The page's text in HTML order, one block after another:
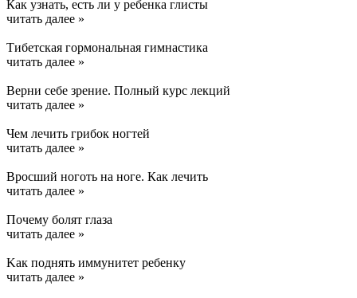
Как узнать, есть ли у ребенка глисты
читать далее »
Тибетская гормональная гимнастика
читать далее »
Верни себе зрение. Полный курс лекций
читать далее »
Чем лечить грибок ногтей
читать далее »
Вросший ноготь на ноге. Как лечить
читать далее »
Почему болят глаза
читать далее »
Kак поднять иммунитет ребенку
читать далее »